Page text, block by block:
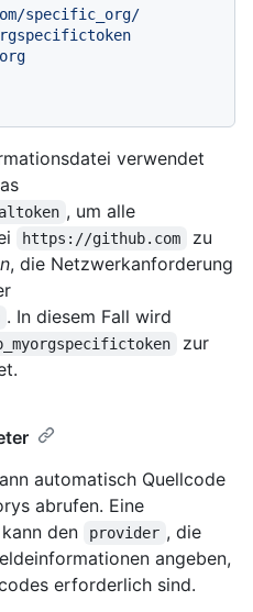
specific_org/
verwendet
, um alle
https://github.com
zu
, die Netzwerkanforderung
. In diesem Fall wird
zur
automatisch Quellcode
abrufen. Eine
den
provider , die
angeben,
erforderlich sind.